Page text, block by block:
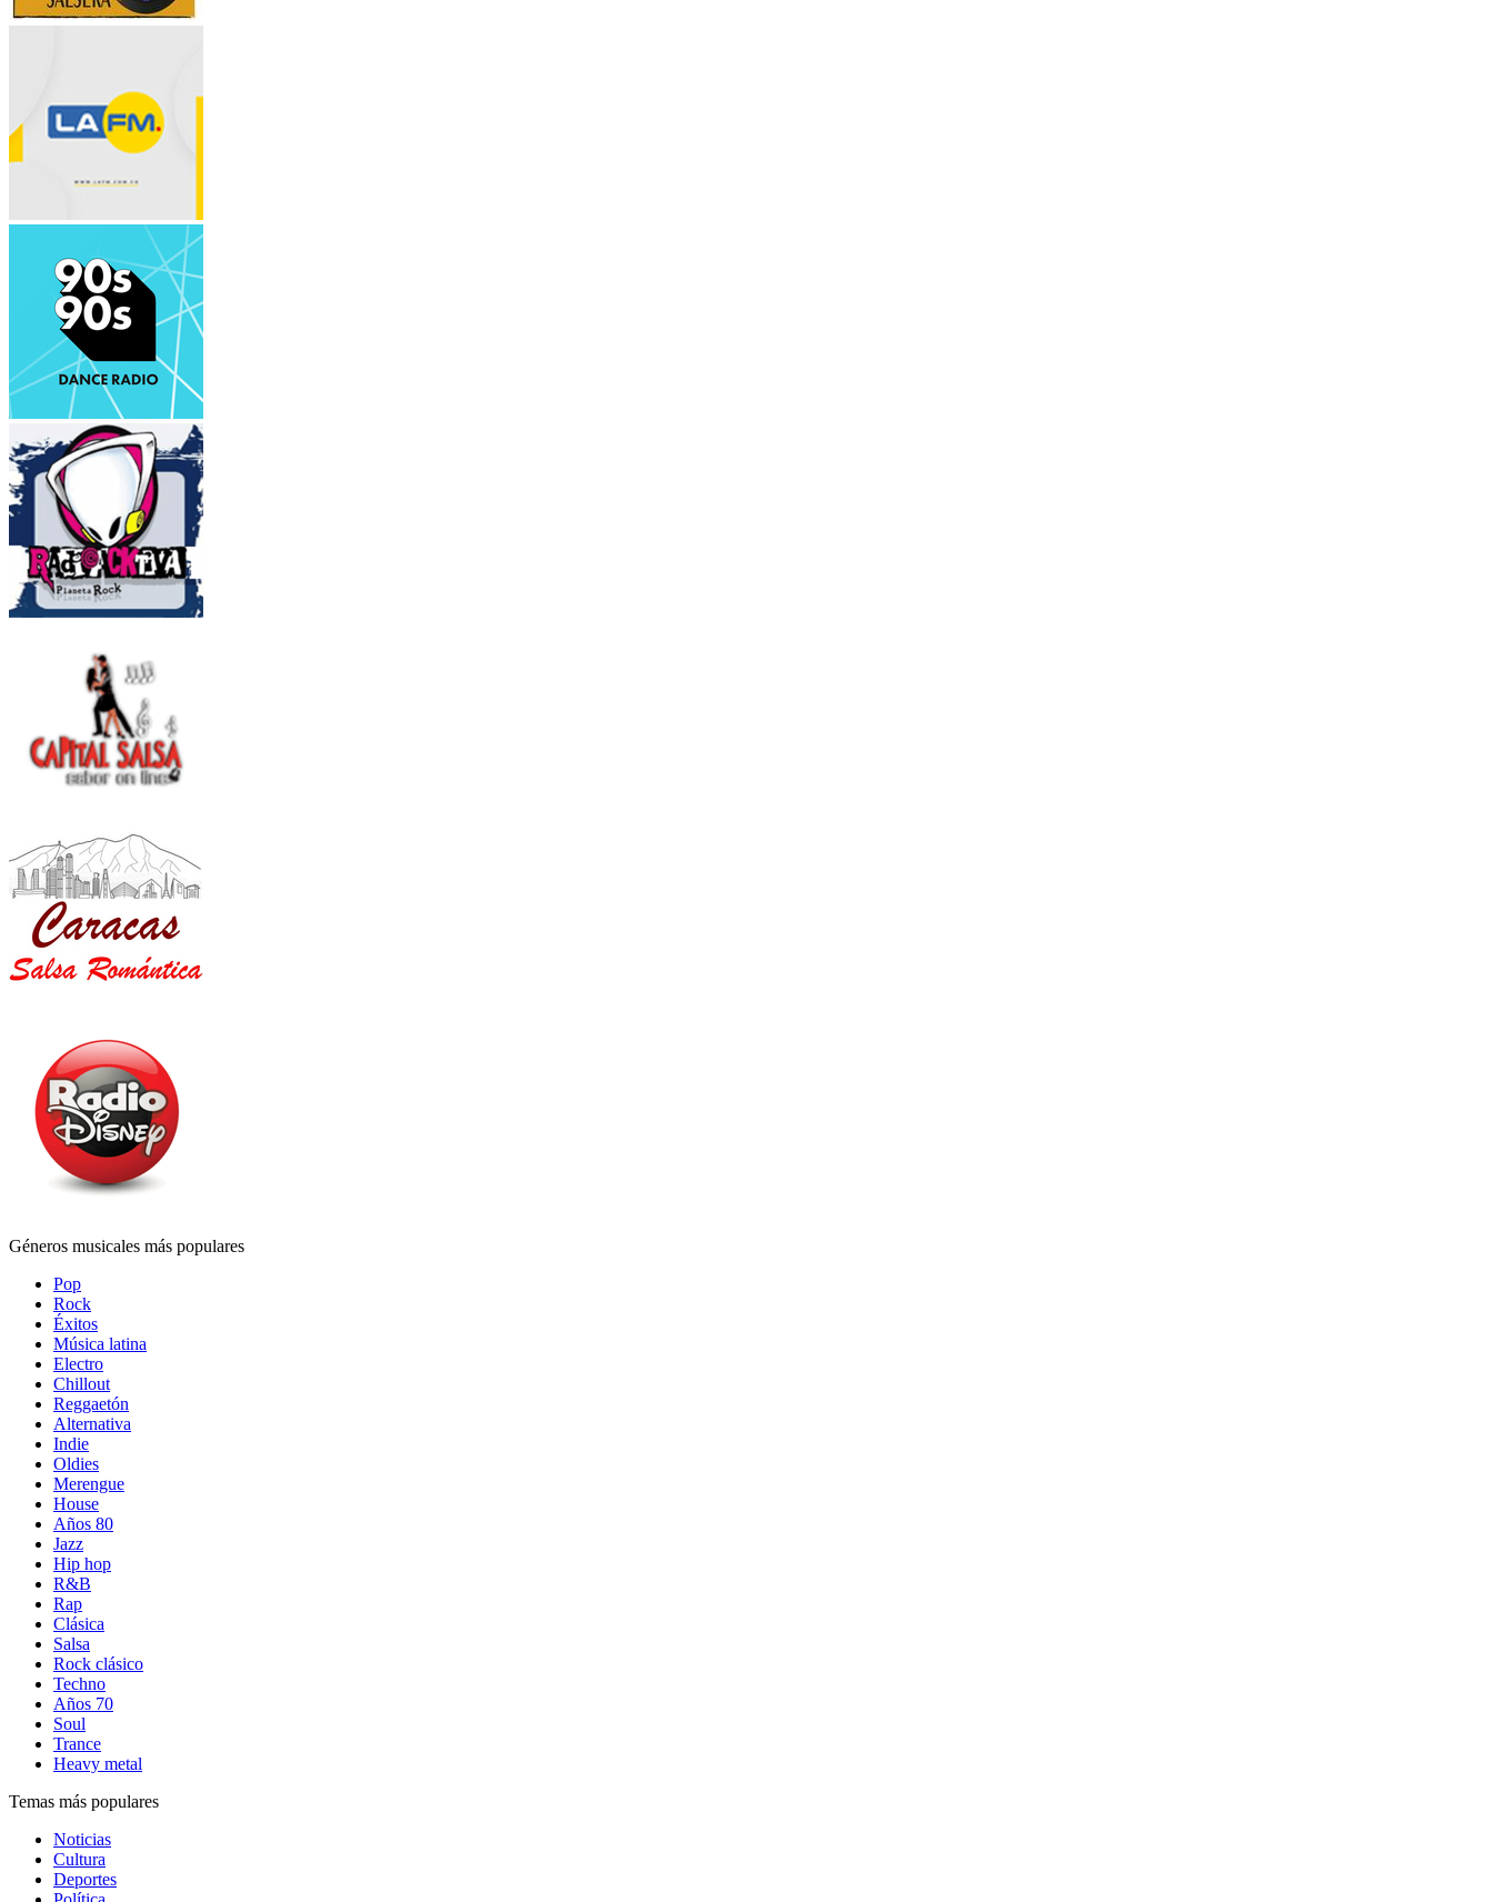
Géneros musicales más populares
Pop
Rock
Éxitos
Música latina
Electro
Chillout
Reggaetón
Alternativa
Indie
Oldies
Merengue
House
Años 80
Jazz
Hip hop
R&B
Rap
Clásica
Salsa
Rock clásico
Techno
Años 70
Soul
Trance
Heavy metal
Temas más populares
Noticias
Cultura
Deportes